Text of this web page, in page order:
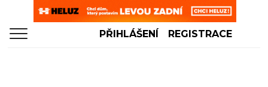
PŘIHLÁŠENÍ REGISTRACE